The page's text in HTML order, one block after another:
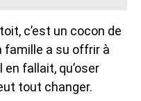
c’est un cocon de
famille a su offrir à
en fallait, qu’oser
tout changer.